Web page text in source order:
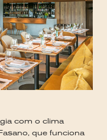
com o clima
que funciona